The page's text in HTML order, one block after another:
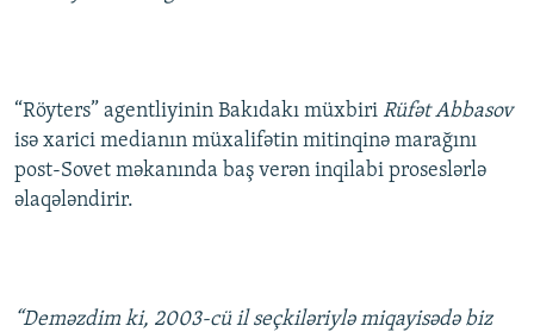
“Röyters” agentliyinin Bakıdakı müxbiri Rüfət Abbasov
isə xarici medianın müxalifətin mitinqinə marağını
post-Sovet məkanında baş verən inqilabi proseslərlə
əlaqələndirir.
“Deməzdim ki, 2003-cü il seçkiləriylə miqayisədə biz